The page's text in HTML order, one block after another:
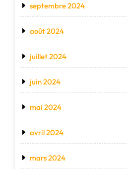
septembre 2024
août 2024
juillet 2024
juin 2024
mai 2024
avril 2024
mars 2024